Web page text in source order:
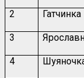
2 Гатчинка
3
4